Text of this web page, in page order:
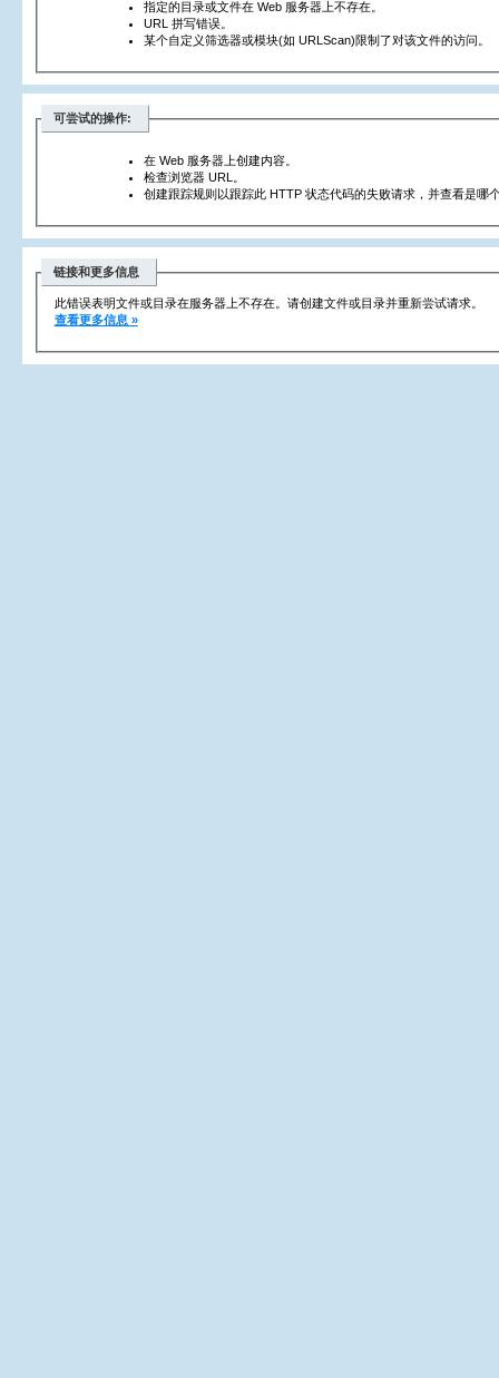
指定的目录或文件在 Web 服务器上不存在。
URL 拼写错误。
某个自定义筛选器或模块(如 URLScan)限制了对该文件的访问。
可尝试的操作:
在 Web 服务器上创建内容。
检查浏览器 URL。
创建跟踪规则以跟踪此 HTTP 状态代码的失败请求，并查看是哪
链接和更多信息
此错误表明文件或目录在服务器上不存在。请创建文件或目录并重新尝试请求。
查看更多信息 »